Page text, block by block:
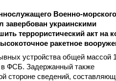
Военно-
украинскими
террористический акт на
ракетное
устройства общей массой
в ФСБ. Задержанный также
стороне сведений,